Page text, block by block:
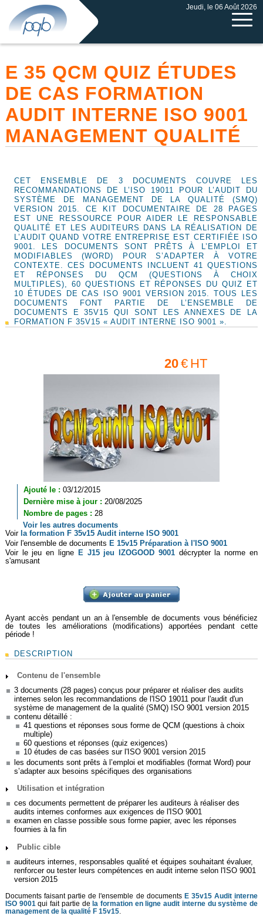
Jeudi, le 06 Août 2026
E 35 QCM QUIZ ÉTUDES
DE CAS FORMATION
AUDIT INTERNE ISO 9001
MANAGEMENT QUALITÉ
CET ENSEMBLE DE 3 DOCUMENTS COUVRE LES
RECOMMANDATIONS DE L’ISO 19011 POUR L’AUDIT DU
SYSTÈME DE MANAGEMENT DE LA QUALITÉ (SMQ)
VERSION 2015. CE KIT DOCUMENTAIRE DE 28 PAGES
EST UNE RESSOURCE POUR AIDER LE RESPONSABLE
QUALITÉ ET LES AUDITEURS DANS LA RÉALISATION DE
L’AUDIT QUAND VOTRE ENTREPRISE EST CERTIFIÉE ISO
9001. LES DOCUMENTS SONT PRÊTS À L’EMPLOI ET
MODIFIABLES (WORD) POUR S’ADAPTER À VOTRE
CONTEXTE. CES DOCUMENTS INCLUENT 41 QUESTIONS
ET RÉPONSES DU QCM (QUESTIONS À CHOIX
MULTIPLES), 60 QUESTIONS ET RÉPONSES DU QUIZ ET
10 ÉTUDES DE CAS ISO 9001 VERSION 2015. TOUS LES
DOCUMENTS FONT PARTIE DE L’ENSEMBLE DE
DOCUMENTS E 35V15 QUI SONT LES ANNEXES DE LA
FORMATION F 35V15 « AUDIT INTERNE ISO 9001 ».
20€ HT
Ajouté le : 03/12/2015
Dernière mise à jour : 20/08/2025
Nombre de pages : 28
Voir les autres documents
Voir la formation F 35v15 Audit interne ISO 9001
Voir l'ensemble de documents E 15v15 Préparation à l'ISO 9001
Voir le jeu en ligne E J15 jeu IZOGOOD 9001décrypter la norme en
s'amusant
Ayant accès pendant un an à l'ensemble de documents vous bénéficiez
de toutes les améliorations (modifications) apportées pendant cette
période !
DESCRIPTION
Contenu de l'ensemble
3 documents (28 pages) conçus pour préparer et réaliser des audits
internes selon les recommandations de l'ISO 19011 pour l'audit d'un
système de management de la qualité (SMQ) ISO 9001 version 2015
contenu détaillé :
41 questions et réponses sous forme de QCM (questions à choix
multiple)
60 questions et réponses (quiz exigences)
10 études de cas basées sur l'ISO 9001 version 2015
les documents sont prêts à l’emploi et modifiables (format Word) pour
s’adapter aux besoins spécifiques des organisations
Utilisation et intégration
ces documents permettent de préparer les auditeurs à réaliser des
audits internes conformes aux exigences de l'ISO 9001
examen en classe possible sous forme papier, avec les réponses
fournies à la fin
Public cible
auditeurs internes, responsables qualité et équipes souhaitant évaluer,
renforcer ou tester leurs compétences en audit interne selon l'ISO 9001
version 2015
Documents faisant partie de l'ensemble de documents E 35v15 Audit interne
ISO 9001 qui fait partie de la formation en ligneaudit interne du système de
management de la qualité F 15v15.